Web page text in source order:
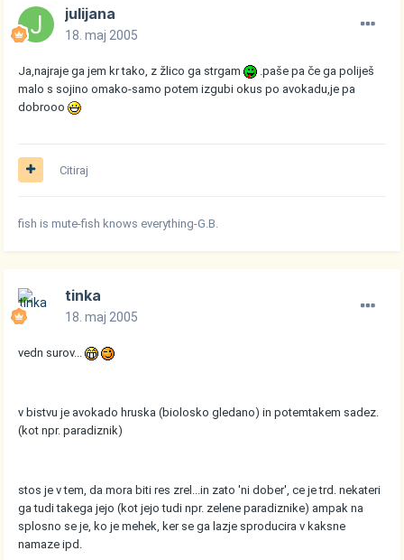
julijana
18. maj 2005
Ja,najraje ga jem kr tako, z žlico ga strgam
.paše pa če ga poliješ
malo s sojino omako-samo potem izgubi okus po avokadu,je pa
dobrooo
Citiraj
fish is mute-fish knows everything-G.B.
tinka
18. maj 2005
vedn surov...
v bistvu je avokado hruska (biolosko gledano) in potemtakem sadez.
(kot npr. paradiznik)
stos je v tem, da mora biti res zrel...in zato 'ni dober', ce je trd. nekateri
ga tudi takega jejo (kot jejo tudi npr. zelene paradiznike) ampak na
splosno se je, ko je mehek, ker se ga lazje sproducira v kaksne
namaze ipd.